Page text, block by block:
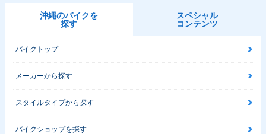
沖縄のバイクを
探す
スペシャル
コンテンツ
バイクトップ
メーカーから探す
スタイルタイプから探す
バイクショップを探す